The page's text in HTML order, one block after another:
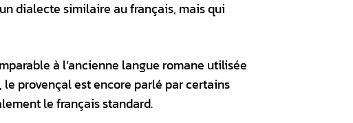
dialecte similaire au français, mais qui
à l’ancienne langue romane utilisée
le provençal est encore parlé par certains
le français standard.